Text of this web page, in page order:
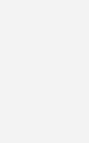
von
hauptsächlich
der gesamten
der „Betriebe im
der Gewinnung
54,9 Prozent